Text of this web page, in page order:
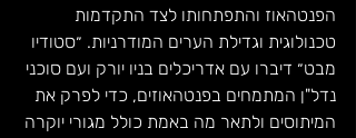
הפנטהאוז והתפתחותו לצד התקדמות
טכנולוגית וגדילת הערים המודרניות. ״סטודיו
מבט״ דיברו עם אדריכלים בניו יורק ועם סוכני
נדל"ן המתמחים בפנטהאוזים, כדי לפרק את
המיתוסים ולתאר מה באמת כולל מגורי יוקרה